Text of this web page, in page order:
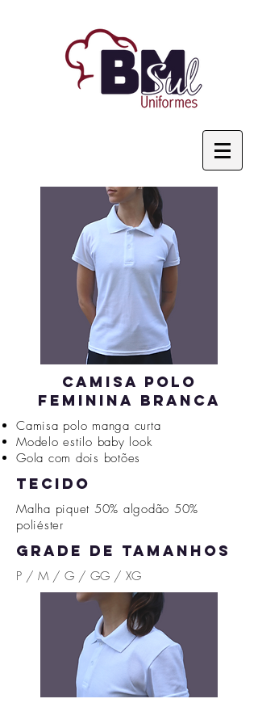
CAMISA POLO
FEMININA BRANCA
Camisa polo manga curta
Modelo estilo baby look
Gola com dois botões
tecido
Malha piquet 50% algodão 50%
poliéster
grade de tamanhos
P / M / G / GG / XG